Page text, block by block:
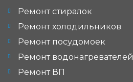
Ремонт стиралок
Ремонт холодильников
Ремонт посудомоек
Ремонт водонагревателей
Ремонт ВП